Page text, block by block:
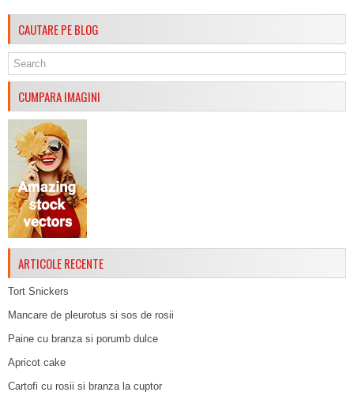
CAUTARE PE BLOG
CUMPARA IMAGINI
ARTICOLE RECENTE
Tort Snickers
Mancare de pleurotus si sos de rosii
Paine cu branza si porumb dulce
Apricot cake
Cartofi cu rosii si branza la cuptor